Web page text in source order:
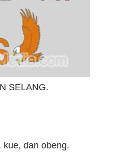
SELANG.
kue, dan obeng.